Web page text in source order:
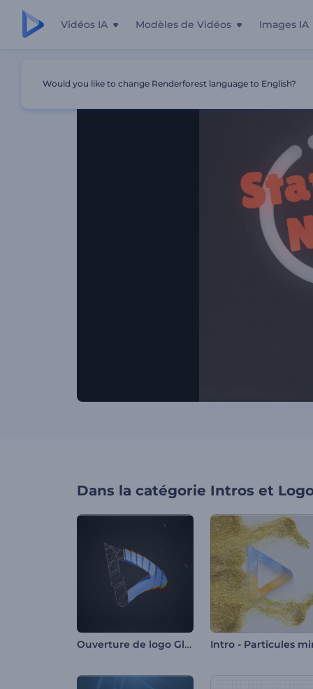
Vidéos IA Modèles de Vidéos Images IA
Dans la catégorie Intros et
Ouverture de logo Glitch
Would you like to change Renderforest language to English?